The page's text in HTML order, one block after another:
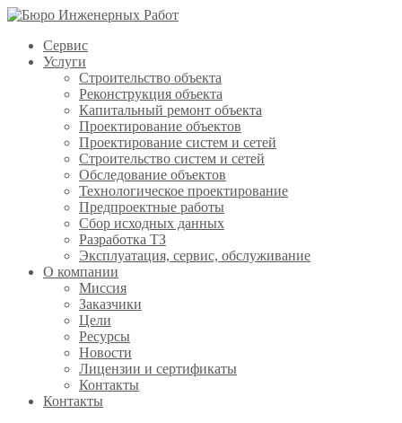
Сервис
Услуги
Строительство объекта
Реконструкция объекта
Капитальный ремонт объекта
Проектирование объектов
Проектирование систем и сетей
Строительство систем и сетей
Обследование объектов
Технологическое проектирование
Предпроектные работы
Сбор исходных данных
Разработка ТЗ
Эксплуатация, сервис, обслуживание
О компании
Миссия
Заказчики
Цели
Ресурсы
Новости
Лицензии и сертификаты
Контакты
Контакты